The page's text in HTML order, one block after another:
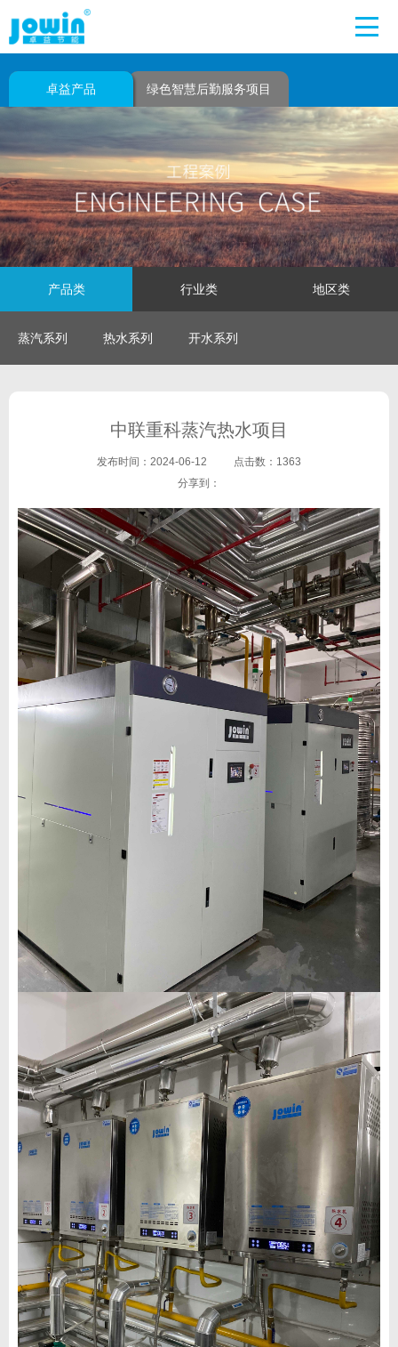
卓益产品 绿色智慧后勤服务项目
产品类 行业类 地区类
蒸汽系列 热水系列 开水系列
中联重科蒸汽热水项目
发布时间：2024-06-12 点击数：1363
分享到：